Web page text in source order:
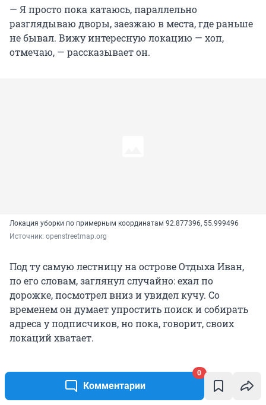
Комментарии
0
— Я просто пока катаюсь, параллельно
разглядываю дворы, заезжаю в места, где раньше
не бывал. Вижу интересную локацию — хоп,
отмечаю, — рассказывает он.
Локация уборки по примерным координатам 92.877396, 55.999496
Источник: openstreetmap.org
Под ту самую лестницу на острове Отдыха Иван,
по его словам, заглянул случайно: ехал по
дорожке, посмотрел вниз и увидел кучу. Со
временем он думает упростить поиск и собирать
адреса у подписчиков, но пока, говорит, своих
локаций хватает.